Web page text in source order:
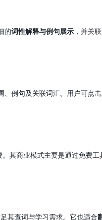
的词性解释与例句展示 ，并关联
例句及关联词汇。用户可点
其商业模式主要是通过免费
其查词与学习需求。它也适合